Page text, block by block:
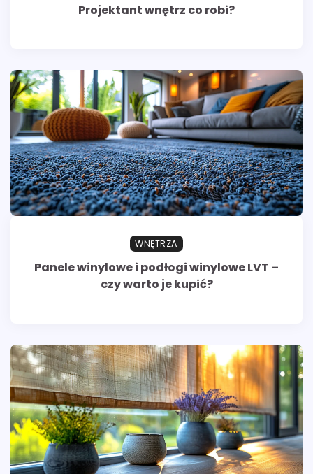
Projektant wnętrz co robi?
WNĘTRZA
Panele winylowe i podłogi winylowe LVT –
czy warto je kupić?